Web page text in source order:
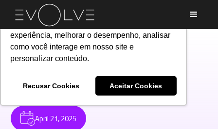
Utilizamos cookies para oferecer melhor
experiência, melhorar o desempenho, analisar
como você interage em nosso site e
personalizar conteúdo.
Recusar Cookies Aceitar Cookies
Experiências>web serie
WORLD CREATIVITY
DAY RJ 2025
April 21, 2025